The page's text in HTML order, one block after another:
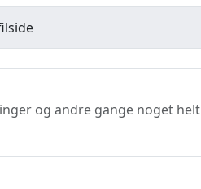
og andre gange noget helt